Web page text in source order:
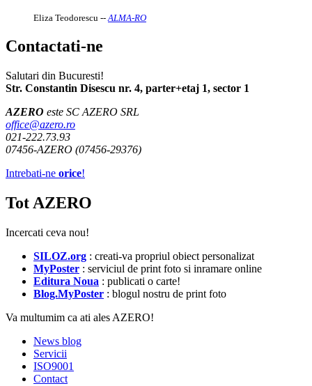
Eliza Teodorescu -- ALMA-RO
Contactati-ne
Salutari din Bucuresti!
Str. Constantin Disescu nr. 4, parter+etaj 1, sector 1
AZERO este SC AZERO SRL
office@azero.ro
021-222.73.93
07456-AZERO (07456-29376)
Intrebati-ne orice!
Tot AZERO
Incercati ceva nou!
SILOZ.org : creati-va propriul obiect personalizat
MyPoster : serviciul de print foto si inramare online
Editura Noua : publicati o carte!
Blog.MyPoster : blogul nostru de print foto
Va multumim ca ati ales AZERO!
News blog
Servicii
ISO9001
Contact